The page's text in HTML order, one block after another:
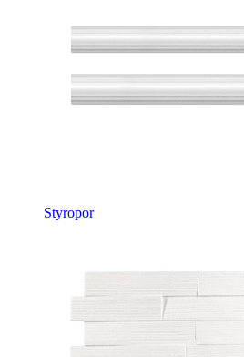
Styropor